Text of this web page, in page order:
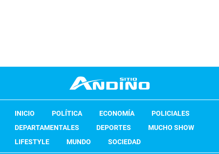
INICIO POLÍTICA ECONOMÍA
POLICIALES
DEPARTAMENTALES
DEPORTES
MUCHO SHOW
LIFESTYLE
MUNDO SOCIEDAD